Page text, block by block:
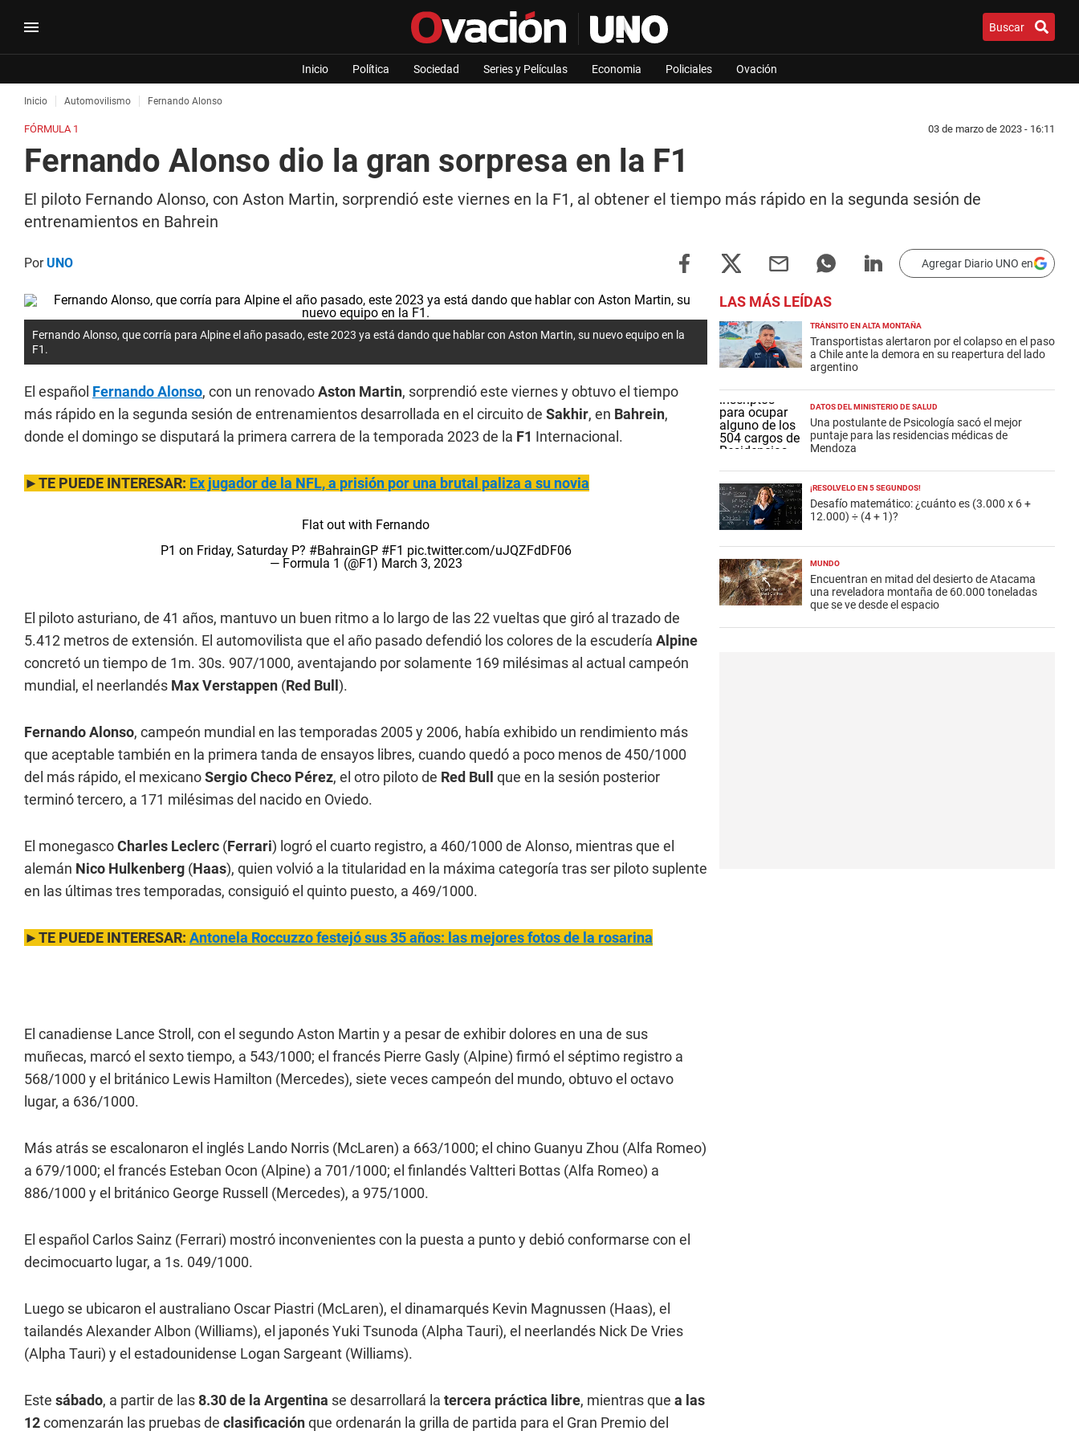
Buscar
Inicio Política Sociedad Series y Películas Economia Policiales Ovación
Inicio Automovilismo Fernando Alonso
FÓRMULA 1 03 de marzo de 2023 - 16:11
Fernando Alonso dio la gran sorpresa en la F1
El piloto Fernando Alonso, con Aston Martin, sorprendió este viernes en la F1, al obtener el tiempo más rápido en la segunda sesión de
entrenamientos en Bahrein
PorUNO Agregar Diario UNO en
Fernando Alonso, que corría para Alpine el año pasado, este 2023 ya está dando que hablar con Aston Martin, su nuevo equipo en la
F1.
El español Fernando Alonso, con un renovadoAston Martin, sorprendió este viernes y obtuvo el tiempo
más rápido en la segunda sesión de entrenamientos desarrollada en el circuito de Sakhir, en Bahrein,
donde el domingo se disputará la primera carrera de la temporada 2023 de la F1 Internacional.
►TE PUEDE INTERESAR: Ex jugador de la NFL, a prisión por una brutal paliza a su novia
Flat out with Fernando
P1 on Friday, Saturday P? #BahrainGP #F1 pic.twitter.com/uJQZFdDF06
— Formula 1 (@F1) March 3, 2023
El piloto asturiano, de 41 años, mantuvo un buen ritmo a lo largo de las 22 vueltas que giró al trazado de
5.412 metros de extensión. El automovilista que el año pasado defendió los colores de la escudería Alpine
concretó un tiempo de 1m. 30s. 907/1000, aventajando por solamente 169 milésimas al actual campeón
mundial, el neerlandés Max Verstappen (Red Bull ).
Fernando Alonso, campeón mundial en las temporadas 2005 y 2006, había exhibido un rendimiento más
que aceptable también en la primera tanda de ensayos libres, cuando quedó a poco menos de 450/1000
del más rápido, el mexicanoSergio Checo Pérez, el otro piloto de Red Bull
que en la sesión posterior
terminó tercero, a 171 milésimas del nacido en Oviedo.
El monegascoCharles Leclerc (Ferrari) logró el cuarto registro, a 460/1000 de Alonso, mientras que el
alemán Nico Hulkenberg (Haas), quien volvió a la titularidad en la máxima categoría tras ser piloto suplente
en las últimas tres temporadas, consiguió el quinto puesto, a 469/1000.
►TE PUEDE INTERESAR: Antonela Roccuzzo festejó sus 35 años: las mejores fotos de la rosarina
El canadiense Lance Stroll, con el segundo Aston Martin y a pesar de exhibir dolores en una de sus
muñecas, marcó el sexto tiempo, a 543/1000; el francés Pierre Gasly (Alpine) firmó el séptimo registro a
568/1000 y el británico Lewis Hamilton (Mercedes), siete veces campeón del mundo, obtuvo el octavo
lugar, a 636/1000.
Más atrás se escalonaron el inglés Lando Norris (McLaren) a 663/1000; el chino Guanyu Zhou (Alfa Romeo)
a 679/1000; el francés Esteban Ocon (Alpine) a 701/1000; el finlandés Valtteri Bottas (Alfa Romeo) a
886/1000 y el británico George Russell (Mercedes), a 975/1000.
El español Carlos Sainz (Ferrari) mostró inconvenientes con la puesta a punto y debió conformarse con el
decimocuarto lugar, a 1s. 049/1000.
Luego se ubicaron el australiano Oscar Piastri (McLaren), el dinamarqués Kevin Magnussen (Haas), el
tailandés Alexander Albon (Williams), el japonés Yuki Tsunoda (Alpha Tauri), el neerlandés Nick De Vries
(Alpha Tauri) y el estadounidense Logan Sargeant (Williams).
Este sábado, a partir de las8.30 de la Argentina se desarrollará la tercera práctica libre, mientras que a las
12comenzarán las pruebas de clasificaciónque ordenarán la grilla de partida para el Gran Premio del
LAS MÁS LEÍDAS
TRÁNSITO EN ALTA MONTAÑA
Transportistas alertaron por el colapso en el paso
a Chile ante la demora en su reapertura del lado
argentino
DATOS DEL MINISTERIO DE SALUD
Una postulante de Psicología sacó el mejor
puntaje para las residencias médicas de
Mendoza
¡RESOLVELO EN 5 SEGUNDOS!
Desafío matemático: ¿cuánto es (3.000 x 6 +
12.000) ÷ (4 + 1)?
MUNDO
Encuentran en mitad del desierto de Atacama
una reveladora montaña de 60.000 toneladas
que se ve desde el espacio